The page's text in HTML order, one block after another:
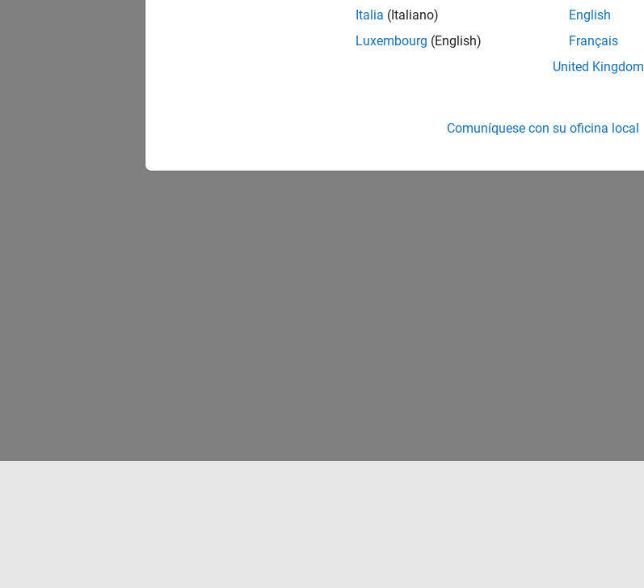
Italia (Italiano)
Luxembourg (English)
English
Français
United Kingdom
Comuníquese con su oficina local